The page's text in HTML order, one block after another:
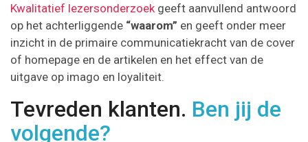
Kwalitatief lezersonderzoek geeft aanvullend antwoord
op het achterliggende “waarom” en geeft onder meer
inzicht in de primaire communicatiekracht van de cover
of homepage en de artikelen en het effect van de
uitgave op imago en loyaliteit.
Tevreden klanten. Ben jij de
volgende?